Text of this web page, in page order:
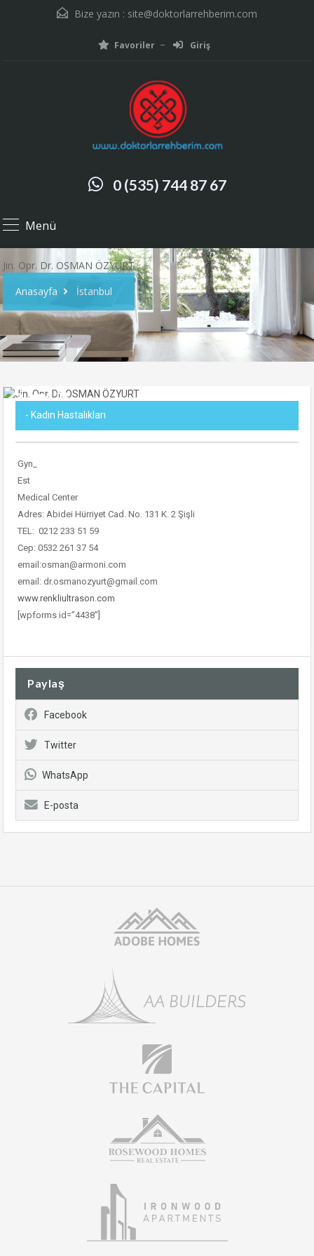
Bize yazın : site@doktorlarrehberim.com
Favoriler Giriş
0 (535) 744 87 67
Menü
Jin. Opr. Dr. OSMAN ÖZYURT
Anasayfa
İstanbul
- Kadın Hastalıkları
Gyn_
Est
Medical Center
Adres: Abidei Hürriyet Cad. No. 131 K. 2 Şişli
TEL: 0212 233 51 59
Cep: 0532 261 37 54
email:osman@armoni.com
email: dr.osmanozyurt@gmail.com
www.renkliultrason.com
[wpforms id=”4438″]
Paylaş
Facebook
Twitter
WhatsApp
E-posta